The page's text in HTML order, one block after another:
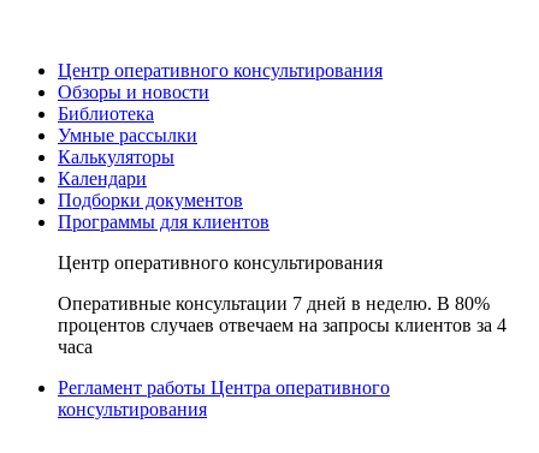
Центр оперативного консультирования
Обзоры и новости
Библиотека
Умные рассылки
Калькуляторы
Календари
Подборки документов
Программы для клиентов
Центр оперативного консультирования
Оперативные консультации 7 дней в неделю. В 80%
процентов случаев отвечаем на запросы клиентов за 4
часа
Регламент работы Центра оперативного
консультирования